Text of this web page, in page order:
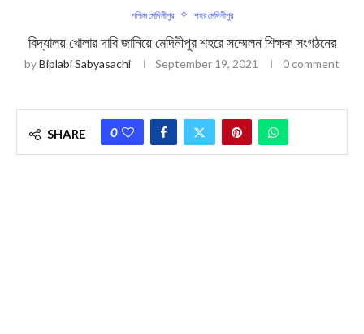
পশ্চিম মেদিনীপুর শহর মেদিনীপুর
বিদ্যালয় খোলার দাবি জানিয়ে মেদিনীপুর শহরে সম্মেলন শিক্ষক সংগঠনের
byBiplabi Sabyasachi September 19, 2021 0 comment
SHARE 0